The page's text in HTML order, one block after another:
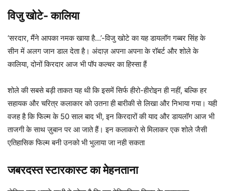
विजु खोटे- कालिया
‘सरदार, मैंने आपका नमक खाया है…’-विजु खोटे का यह डायलॉग गब्बर सिंह के
सीन में अलग जान डाल देता है। अंदाज़ अपना अपना के रॉबर्ट और शोले के
कालिया, दोनों किरदार आज भी पॉप कल्चर का हिस्सा हैं
शोले की सबसे बड़ी ताकत यह थी कि इसमें सिर्फ हीरो-हीरोइन ही नहीं, बल्कि हर
सहायक और चरित्र कलाकार को उतना ही बारीकी से लिखा और निभाया गया। यही
वजह है कि फिल्म के 50 साल बाद भी, इन किरदारों की याद और डायलॉग आज भी
ताजगी के साथ ज़ुबान पर आ जाते हैं। इन कलाकरो से मिलाकर एक शोले जैसी
एतिहासिक फिल्म बनी उनको भी भुलाया जा नही सकता
जबरदस्त स्टारकास्ट का मेहनताना